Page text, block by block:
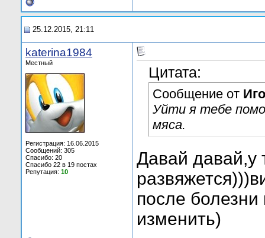
25.12.2015, 21:11
katerina1984
Местный
Регистрация: 16.06.2015
Сообщений: 305
Спасибо: 20
Спасибо 22 в 19 постах
Репутация: 10
Цитата:
Сообщение от
Уйти я тебе
мяса.
Давай давай,у
после
изменить)